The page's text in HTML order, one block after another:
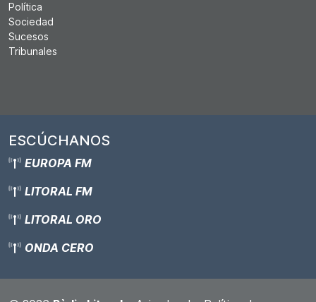
Política
Sociedad
Sucesos
Tribunales
ESCÚCHANOS
EUROPA FM
LITORAL FM
LITORAL ORO
ONDA CERO